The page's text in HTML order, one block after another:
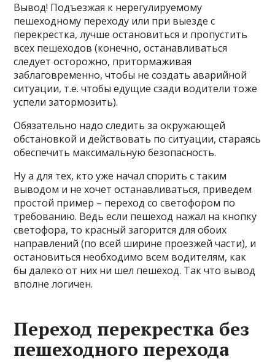
Вывод! Подъезжая к нерегулируемому
пешеходному переходу или при выезде с
перекрестка, лучше остановиться и пропустить
всех пешеходов (конечно, останавливаться
следует осторожно, притормаживая
заблаговременно, чтобы не создать аварийной
ситуации, т.е. чтобы едущие сзади водители тоже
успели затормозить).
Обязательно надо следить за окружающей
обстановкой и действовать по ситуации, стараясь
обеспечить максимальную безопасность.
Ну а для тех, кто уже начал спорить с таким
выводом и не хочет останавливаться, приведем
простой пример – переход со светофором по
требованию. Ведь если пешеход нажал на кнопку
светофора, то красный загорится для обоих
направлений (по всей ширине проезжей части), и
остановиться необходимо всем водителям, как
бы далеко от них ни шел пешеход. Так что вывод
вполне логичен.
Переход перекрестка без
пешеходного перехода